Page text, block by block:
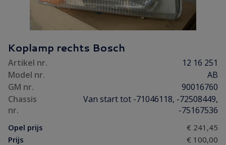
Koplamp rechts Bosch
Artikel nr.
12 16 251
Model nr.
AB
GM nr.
90016760
Chassis
nr.
Van start tot -71046118, -72508449,
-75167536
Opel prijs
€ 241,45
Prijs
€ 100,00